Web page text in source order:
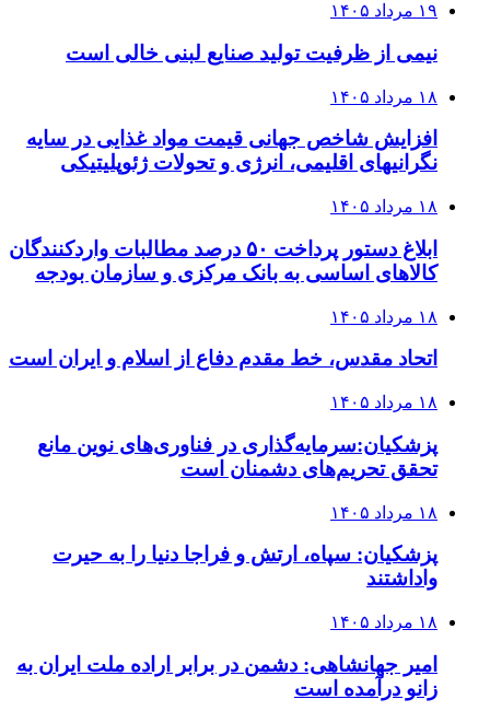
۱۹ مرداد ۱۴۰۵
نیمی از ظرفیت تولید صنایع لبنی خالی است
۱۸ مرداد ۱۴۰۵
افزایش شاخص جهانی قیمت مواد غذایی در سایه
نگرانیهای اقلیمی، انرژی و تحولات ژئوپلیتیکی
۱۸ مرداد ۱۴۰۵
ابلاغ دستور پرداخت ۵۰ درصد مطالبات واردکنندگان
کالاهای اساسی به بانک مرکزی و سازمان بودجه
۱۸ مرداد ۱۴۰۵
اتحاد مقدس، خط مقدم دفاع از اسلام و ایران است
۱۸ مرداد ۱۴۰۵
پزشکیان:سرمایه‌گذاری در فناوری‌های نوین مانع
تحقق تحریم‌های دشمنان است
۱۸ مرداد ۱۴۰۵
پزشکیان: سپاه، ارتش و فراجا دنیا را به حیرت
واداشتند
۱۸ مرداد ۱۴۰۵
امیر جهانشاهی: دشمن در برابر اراده ملت ایران به
زانو درآمده است